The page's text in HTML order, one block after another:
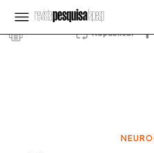
Republicar